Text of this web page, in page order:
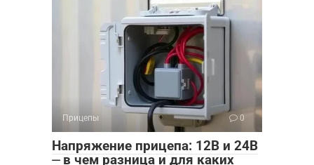
Прицепы 0
Напряжение прицепа: 12В и 24В
⏤ в чем разница и для каких